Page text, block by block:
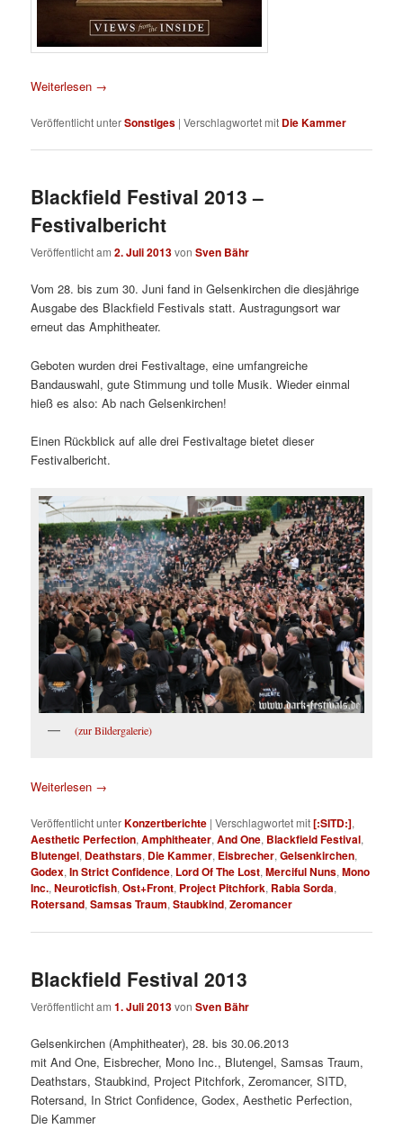
Weiterlesen →
Veröffentlicht unterSonstiges |Verschlagwortet mit Die Kammer
Blackfield Festival 2013 –
Festivalbericht
Veröffentlicht am2. Juli 2013vonSven Bähr
Vom 28. bis zum 30. Juni fand in Gelsenkirchen die diesjährige
Ausgabe des Blackfield Festivals statt. Austragungsort war
erneut das Amphitheater.
Geboten wurden drei Festivaltage, eine umfangreiche
Bandauswahl, gute Stimmung und tolle Musik. Wieder einmal
hieß es also: Ab nach Gelsenkirchen!
Einen Rückblick auf alle drei Festivaltage bietet dieser
Festivalbericht.
(zur Bildergalerie)
Weiterlesen →
Veröffentlicht unterKonzertberichte |Verschlagwortet mit[:SITD:],
Aesthetic Perfection,Amphitheater,And One, Blackfield Festival,
Blutengel, Deathstars, Die Kammer, Eisbrecher,Gelsenkirchen,
Godex,In Strict Confidence, Lord Of The Lost,Merciful Nuns,Mono
Inc.,Neuroticfish,Ost+Front, Project Pitchfork, Rabia Sorda,
Rotersand,Samsas Traum,Staubkind,Zeromancer
Blackfield Festival 2013
Veröffentlicht am1. Juli 2013vonSven Bähr
Gelsenkirchen (Amphitheater), 28. bis 30.06.2013
mit And One, Eisbrecher, Mono Inc., Blutengel, Samsas Traum,
Deathstars, Staubkind, Project Pitchfork, Zeromancer, SITD,
Rotersand, In Strict Confidence, Godex, Aesthetic Perfection,
Die Kammer